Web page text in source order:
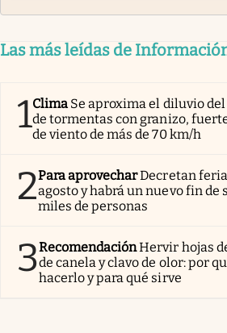
Las más leídas de
1Clima Se aproxima el diluvio del
de tormentas con granizo,
de viento de más de 70 km/h
2Para aprovecharDecretan
agosto y habrá un nuevo fin de
miles de personas
3RecomendaciónHervir hojas
de canela y clavo de olor: por
hacerlo y para qué sirve